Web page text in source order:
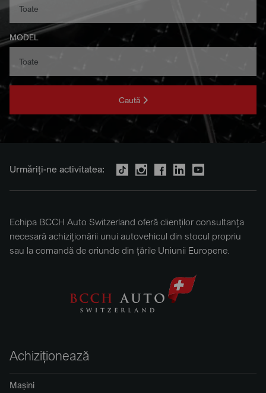
MODEL
Caută
Urmăriți-ne activitatea:
Echipa BCCH Auto Switzerland oferă clienților consultanța
necesară achiziționării unui autovehicul din stocul propriu
sau la comandă de oriunde din țările Uniunii Europene.
Achiziționează
Mașini